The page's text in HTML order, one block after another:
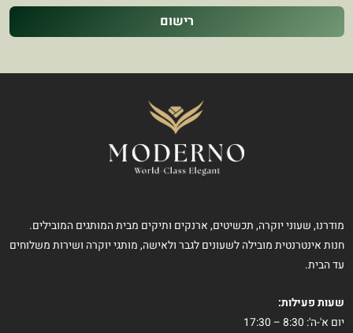
רישום
מודרנו, שעוני יוקרה, תכשיטים, ארנקים ותיקים מבית המותגים המובילים.
חנות אינטרנטית מובילה לשעונים לגבר ולאישה, מותגי יוקרה ושירות משלוחים
עד הבית.
שעות פעילות:
יום א'-ה': 8:30 – 17:30